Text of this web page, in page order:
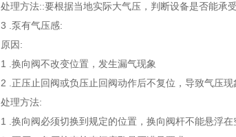
处理方法::要根据当地实际大气压，判断设备是否能承受
3 .泵有气压感:
原因:
1 .换向阀不改变位置，发生漏气现象
2 .正压止回阀或负压止回阀动作后不复位，导致气压现
处理方法:
1 .换向阀必须切换到规定的位置，换向阀杆不能悬浮在